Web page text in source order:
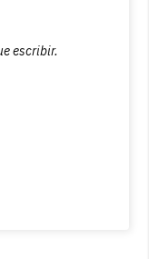
escribir.